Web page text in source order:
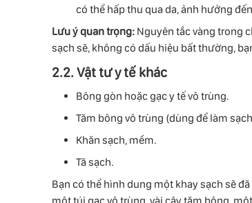
có thể hấp thu qua da, ảnh hưởng
Lưu ý quan trọng: Nguyên tắc vàng trong
sạch sẽ, không có dấu hiệu bất thường,
2.2. Vật tư y tế khác
Bông gòn hoặc gạc y tế vô trùng.
Tăm bông vô trùng (dùng để làm
Khăn sạch, mềm.
Tã sạch.
Bạn có thể hình dung một khay sạch sẽ
một túi gạc vô trùng, vài cây tăm bông,